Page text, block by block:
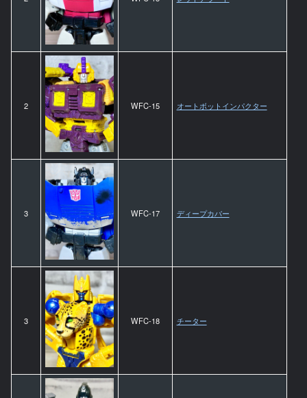
2 WFC-15 オートボットインパクター
3 WFC-17 ディープカバー
3 WFC-18 チーター